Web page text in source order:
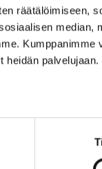
räätälöimiseen,
median,
heidän palvelujaan.